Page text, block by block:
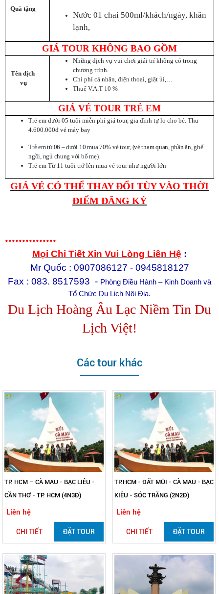
Quà tặng
Nước 01 chai 500ml/khách/ngày, khăn
lạnh,
GIÁ TOUR KHÔNG BAO GỒM
Tên dịch
vụ
Những dịch vụ vui chơi giải trí không có trong
chương trình.
Chi phí cá nhân, điện thoại, giặt ủi,…
Thuế V.A.T 10 %
GIÁ VÉ TOUR TRẺ EM
Trẻ em dưới 05 tuổi miễn phí giá tour, gia đình tự lo cho bé. Thu
4.600.000đ vé máy bay
Trẻ em từ 06 – dưới 10 mua 70% vé tour, (vé tham quan, phần ăn, ghế
ngồi, ngủ chung với bố mẹ).
Trẻ em Từ 11 tuổi trở lên mua vé tour như người lớn
GIÁ VÉ CÓ THỂ THAY ĐỔI TÙY VÀO THỜI
ĐIỂM ĐĂNG KÝ
...............
Mọi Chi Tiết Xin Vui Lòng Liên Hệ :
Mr Quốc : 0907086127 - 0945818127
Fax : 083. 8517593 - Phòng Điều Hành – Kinh Doanh và
Tổ Chức Du Lịch Nội Địa.
Du Lịch Hoàng Âu Lạc Niềm Tin Du
Lịch Việt!
Các tour khác
TP. HCM – CÀ MAU - BẠC LIÊU -
CẦN THƠ - TP. HCM (4N3Đ)
Liên hệ
CHI TIẾT ĐẶT TOUR
TP.HCM - ĐẤT MŨI - CÀ MAU - BẠC
KIÊU - SÓC TRĂNG (2N2Đ)
Liên hệ
CHI TIẾT ĐẶT TOUR